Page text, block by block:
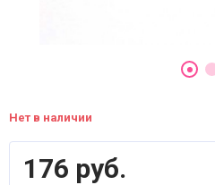
Нет в наличии
176 руб.